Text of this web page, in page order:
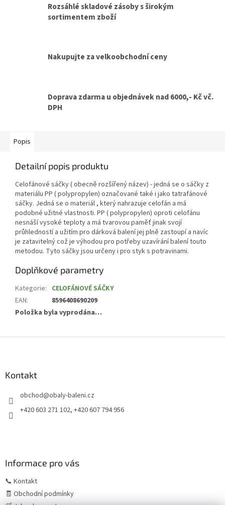
Rozsáhlé skladové zásoby s širokým
sortimentem zboží
Nakupujte za velkoobchodní ceny
Doprava zdarma u objednávek nad 6000,- Kč vč.
DPH
Popis
Detailní popis produktu
Celofánové sáčky ( obecně rozšířený název) - jedná se o sáčky z
materiálu PP ( polypropylen) označované také i jako tatrafánové
sáčky. Jedná se o materiál , který nahrazuje celofán a má
podobné užitné vlastnosti. PP ( polypropylen) oproti celofánu
nesnáší vysoké teploty a má tvarovou paměť jinak svojí
průhledností a užitím pro dárková balení jej plně zastoupí a navíc
je zatavitelný což je výhodou pro potřeby uzavírání balení touto
metodou. Tyto sáčky jsou určeny i pro styk s potravinami.
Doplňkové parametry
Kategorie: CELOFÁNOVÉ SÁČKY
EAN:
8596408690209
Položka byla vyprodána…
Kontakt
obchod@obaly-baleni.cz
+420 603 271 102, +420 607 794 956
Informace pro vás
📞 Kontakt
🧾 Obchodní podmínky